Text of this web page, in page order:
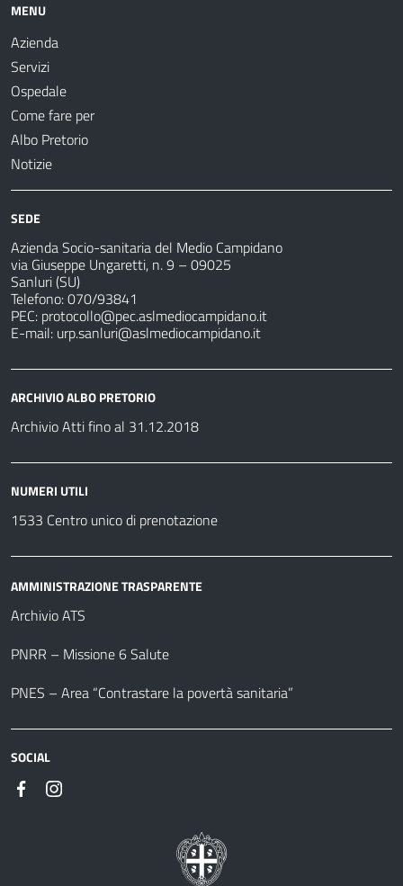
MENU
Azienda
Servizi
Ospedale
Come fare per
Albo Pretorio
Notizie
SEDE
Azienda Socio-sanitaria del Medio Campidano
via Giuseppe Ungaretti, n. 9 – 09025
Sanluri (SU)
Telefono: 070/93841
PEC: protocollo@pec.aslmediocampidano.it
E-mail: urp.sanluri@aslmediocampidano.it
ARCHIVIO ALBO PRETORIO
Archivio Atti fino al 31.12.2018
NUMERI UTILI
1533 Centro unico di prenotazione
AMMINISTRAZIONE TRASPARENTE
Archivio ATS
PNRR – Missione 6 Salute
PNES – Area “Contrastare la povertà sanitaria”
SOCIAL